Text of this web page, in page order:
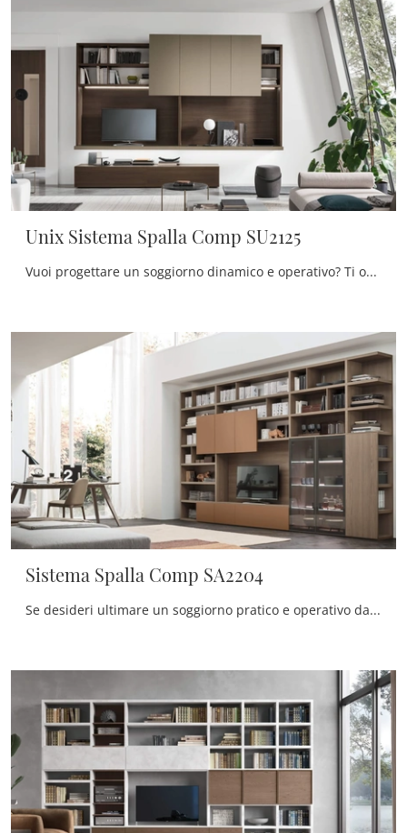
Unix Sistema Spalla Comp SU2125
Vuoi progettare un soggiorno dinamico e operativo? Ti offriamo la parete attrezzata Unix Sistema Spalla Comp SU2125 Maronese dalle forme decise ...
Sistema Spalla Comp SA2204
Se desideri ultimare un soggiorno pratico e operativo dalle linee moderne, ti presentiamo la parete attrezzata Sistema Spalla Comp SA2204 Maronese.